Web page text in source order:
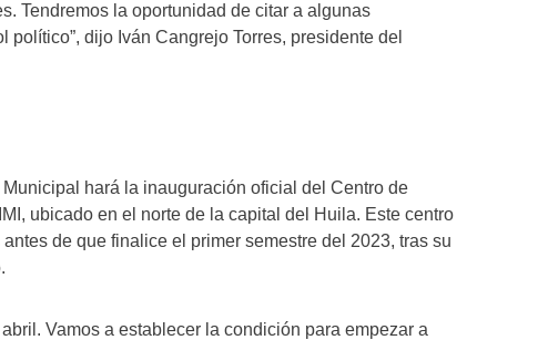
Tendremos la oportunidad de citar a algunas
dijo Iván Cangrejo Torres, presidente del
hará la inauguración oficial del Centro de
ubicado en el norte de la capital del Huila. Este centro
de que finalice el primer semestre del 2023, tras su
Vamos a establecer la condición para empezar a